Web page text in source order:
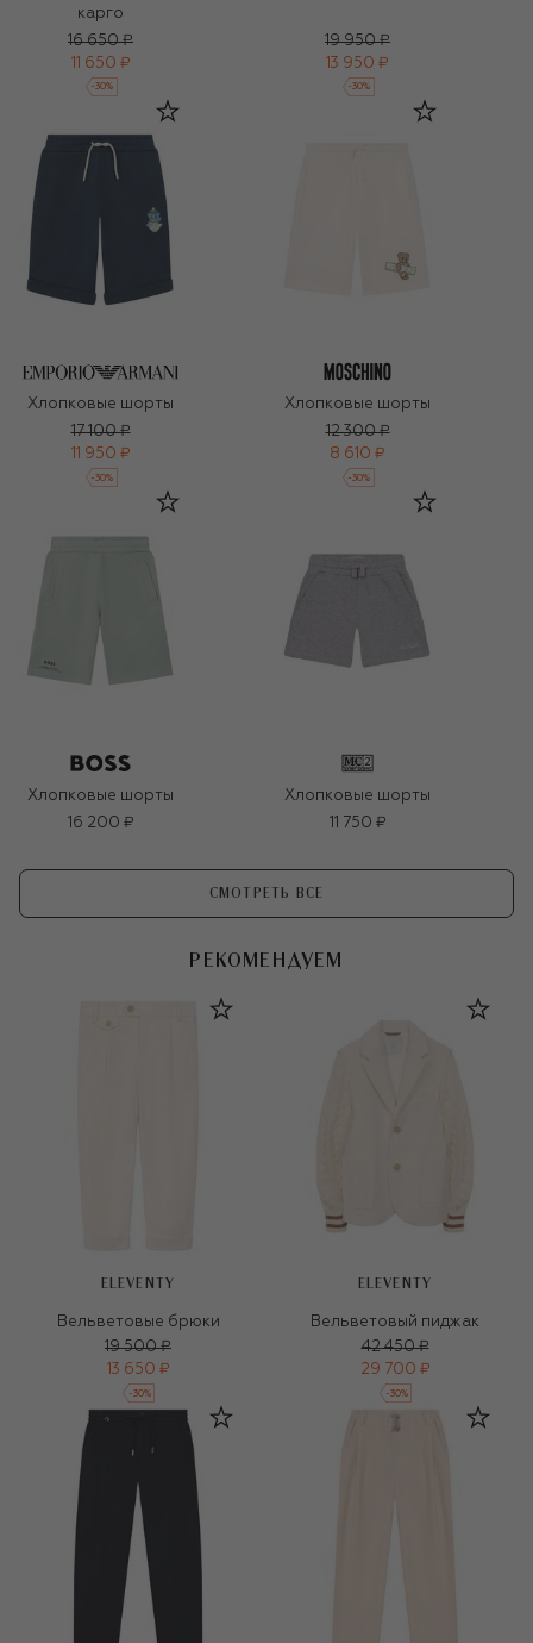
карго
16 650 ₽
11 650 ₽
-30%
19 950 ₽
13 950 ₽
-30%
Хлопковые шорты
17 100 ₽
11 950 ₽
-30%
Хлопковые шорты
12 300 ₽
8 610 ₽
-30%
Хлопковые шорты
16 200 ₽
Хлопковые шорты
11 750 ₽
СМОТРЕТЬ ВСЕ
РЕКОМЕНДУЕМ
ELEVENTY
Вельветовые брюки
19 500 ₽
13 650 ₽
-30%
ELEVENTY
Вельветовый пиджак
42 450 ₽
29 700 ₽
-30%